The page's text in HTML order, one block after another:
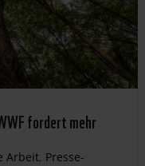
fordert mehr
Arbeit, Presse-